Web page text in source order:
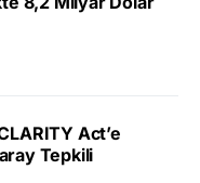
Act’e
Tepkili